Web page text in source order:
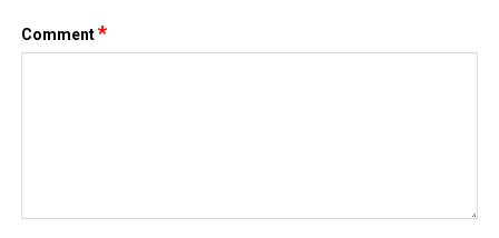
Comment*